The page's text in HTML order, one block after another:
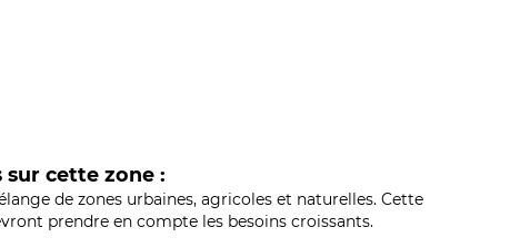
sur cette zone :
de zones urbaines, agricoles et naturelles. Cette
prendre en compte les besoins croissants.